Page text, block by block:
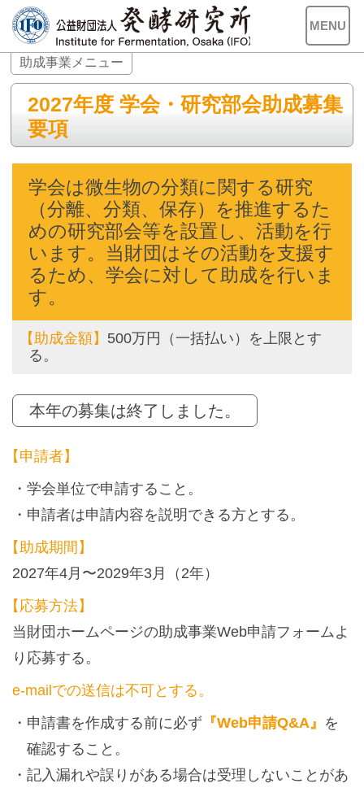
MENU
助成事業メニュー
2027年度 学会・研究部会助成募集
要項
学会は微生物の分類に関する研究
（分離、分類、保存）を推進するた
めの研究部会等を設置し、活動を行
います。当財団はその活動を支援す
るため、学会に対して助成を行いま
す。
【助成金額】 500万円（一括払い）を上限とす
る。
本年の募集は終了しました。
【申請者】
学会単位で申請すること。
申請者は申請内容を説明できる方とする。
【助成期間】
2027年4月〜2029年3月（2年）
【応募方法】
当財団ホームページの助成事業Web申請フォームよ
り応募する。
e-mailでの送信は不可とする。
申請書を作成する前に必ず 『Web申請Q&A』 を
確認すること。
記入漏れや誤りがある場合は受理しないことがあ